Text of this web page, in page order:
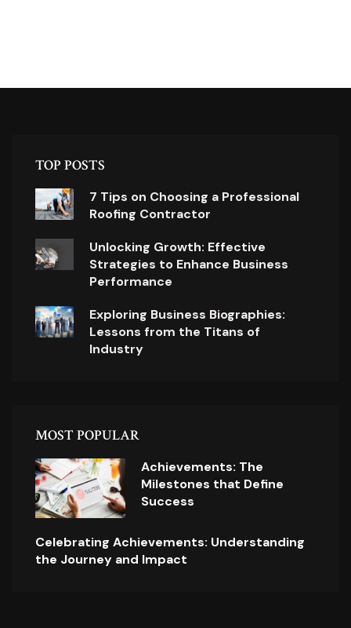
TOP POSTS
7 Tips on Choosing a Professional
Roofing Contractor
Unlocking Growth: Effective
Strategies to Enhance Business
Performance
Exploring Business Biographies:
Lessons from the Titans of
Industry
MOST POPULAR
Achievements: The
Milestones that Define
Success
Celebrating Achievements: Understanding
the Journey and Impact